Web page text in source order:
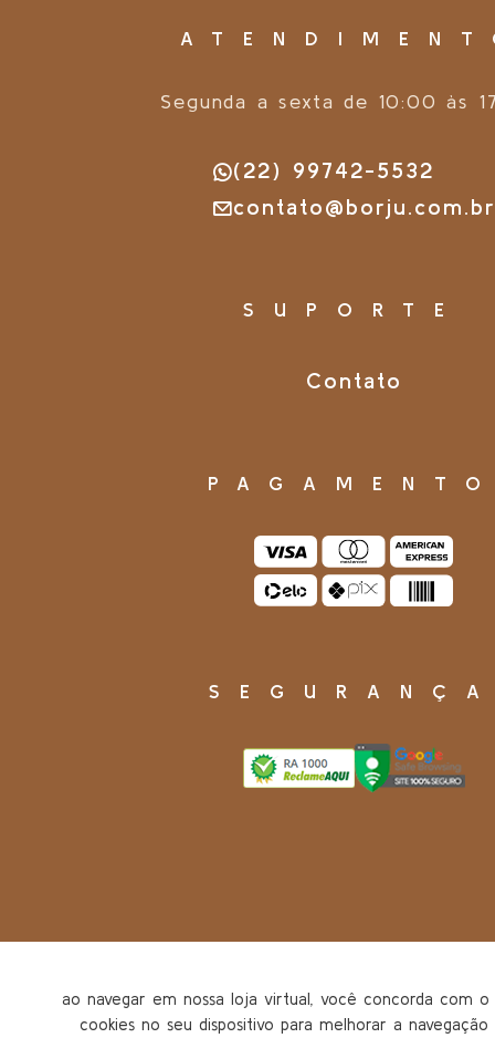
Segunda a sexta de 10:00 às
(22) 99742-5532
contato@borju.com.br
SUPORTE
Contato
ao navegar em nossa loja virtual, você concorda com
cookies no seu dispositivo para melhorar a